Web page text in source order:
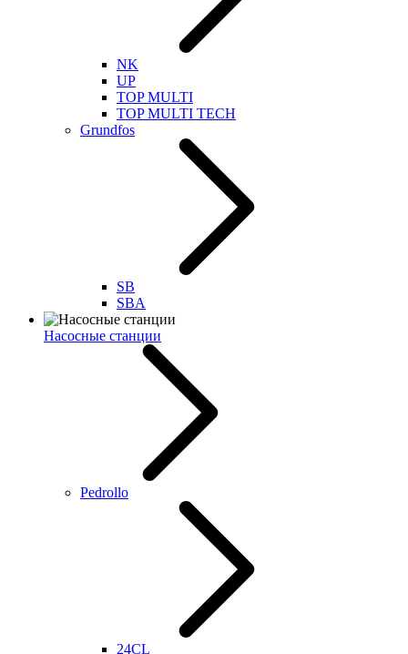
NK
UP
TOP MULTI
TOP MULTI TECH
Grundfos
SB
SBA
Насосные станции
Pedrollo
24CL